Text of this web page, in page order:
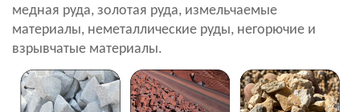
медная руда, золотая руда, измельчаемые
материалы, неметаллические руды, негорючие и
взрывчатые материалы.